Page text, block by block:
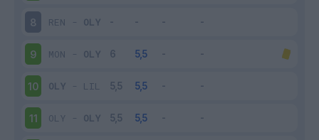
8 REN - OLY
9 MON - OLY
10 OLY - LIL
11 OLY - OLY